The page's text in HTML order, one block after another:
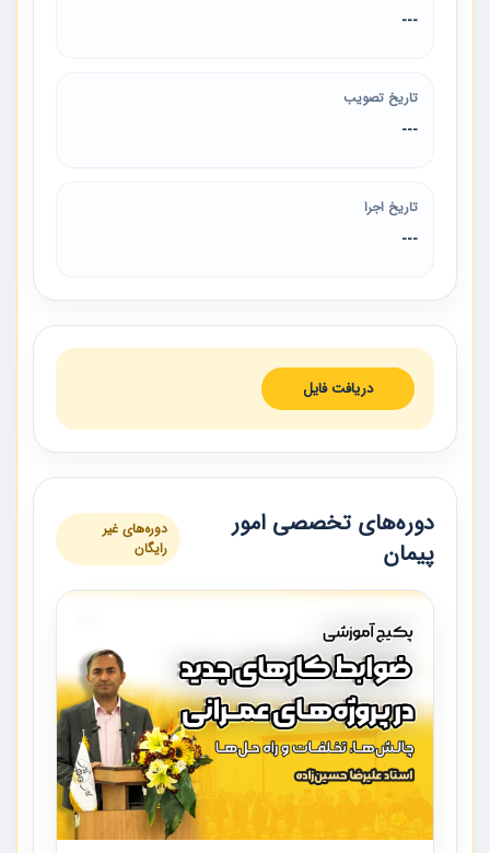
---
تاریخ تصویب
---
تاریخ اجرا
---
دریافت فایل
دوره‌های تخصصی امور
پیمان
دوره‌های غیر
رایگان